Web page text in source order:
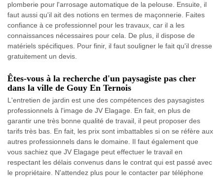
plomberie pour l'arrosage automatique de la pelouse. Ensuite, il
faut aussi qu'il ait des notions en termes de maçonnerie. Faites
confiance à ce professionnel pour les travaux, car il a les
connaissances nécessaires pour cela. De plus, il dispose de
matériels spécifiques. Pour finir, il faut souligner le fait qu'il dresse
gratuitement un devis.
Êtes-vous à la recherche d'un paysagiste pas cher
dans la ville de Gouy En Ternois
L'entretien de jardin est une des compétences des paysagistes
professionnels à l'image de JV Elagage. En fait, en plus de
garantir une très bonne qualité de travail, il peut proposer des
tarifs très bas. En fait, les prix sont imbattables si on se réfère aux
autres professionnels dans le domaine. Il faut également que
vous sachiez que JV Elagage peut effectuer le travail en
respectant les délais convenus dans le contrat qui est passé avec
le propriétaire. N'attendez plus pour le contacter par téléphone